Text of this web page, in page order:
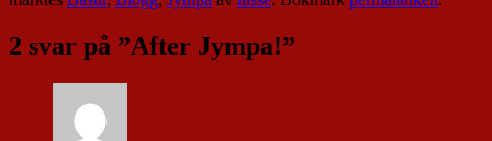
2 svar på ”After Jympa!”